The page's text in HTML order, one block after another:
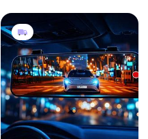
камеры экран 9,7"
сенсорный обзор
170градусов